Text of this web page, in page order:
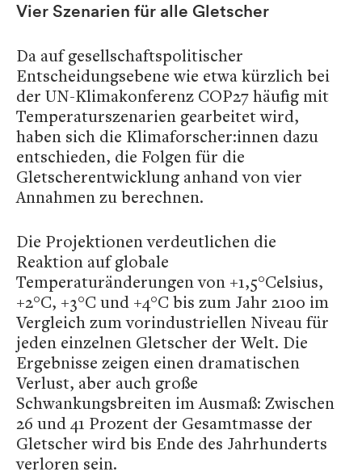
Vier Szenarien für alle Gletscher
Da auf gesellschaftspolitischer
Entscheidungsebene wie etwa kürzlich bei
der UN-Klimakonferenz COP27 häufig mit
Temperaturszenarien gearbeitet wird,
haben sich die Klimaforscher:innen dazu
entschieden, die Folgen für die
Gletscherentwicklung anhand von vier
Annahmen zu berechnen.
Die Projektionen verdeutlichen die
Reaktion auf globale
Temperaturänderungen von +1,5°Celsius,
+2°C, +3°C und +4°C bis zum Jahr 2100 im
Vergleich zum vorindustriellen Niveau für
jeden einzelnen Gletscher der Welt. Die
Ergebnisse zeigen einen dramatischen
Verlust, aber auch große
Schwankungsbreiten im Ausmaß: Zwischen
26 und 41 Prozent der Gesamtmasse der
Gletscher wird bis Ende des Jahrhunderts
verloren sein.